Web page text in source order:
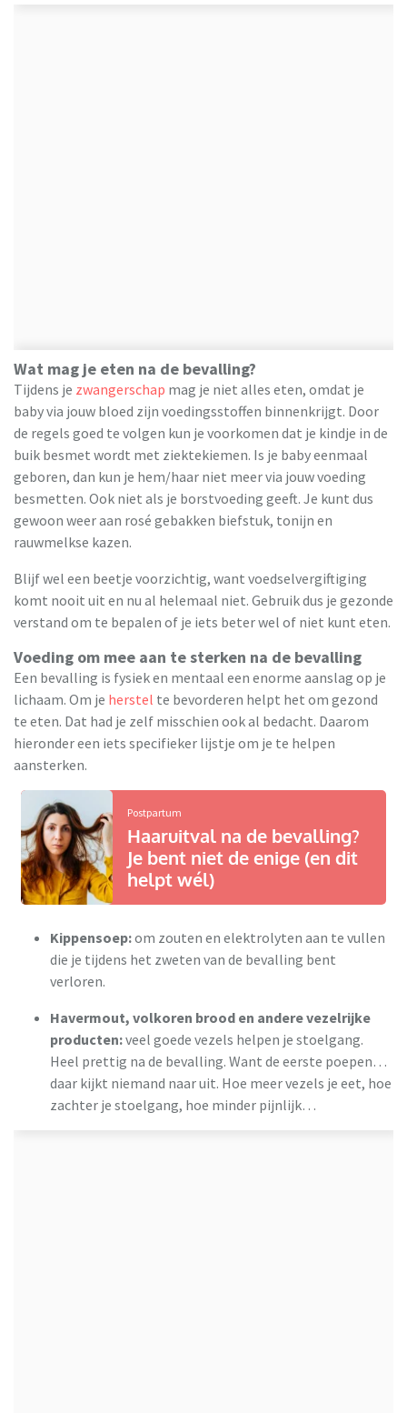
Wat mag je eten na de bevalling?
Tijdens je zwangerschap mag je niet alles eten, omdat je
baby via jouw bloed zijn voedingsstoffen binnenkrijgt. Door
de regels goed te volgen kun je voorkomen dat je kindje in de
buik besmet wordt met ziektekiemen. Is je baby eenmaal
geboren, dan kun je hem/haar niet meer via jouw voeding
besmetten. Ook niet als je borstvoeding geeft. Je kunt dus
gewoon weer aan rosé gebakken biefstuk, tonijn en
rauwmelkse kazen.
Blijf wel een beetje voorzichtig, want voedselvergiftiging
komt nooit uit en nu al helemaal niet. Gebruik dus je gezonde
verstand om te bepalen of je iets beter wel of niet kunt eten.
Voeding om mee aan te sterken na de bevalling
Een bevalling is fysiek en mentaal een enorme aanslag op je
lichaam. Om je herstel te bevorderen helpt het om gezond
te eten. Dat had je zelf misschien ook al bedacht. Daarom
hieronder een iets specifieker lijstje om je te helpen
aansterken.
Postpartum
Haaruitval na de bevalling?
Je bent niet de enige (en dit
helpt wél)
Kippensoep:om zouten en elektrolyten aan te vullen
die je tijdens het zweten van de bevalling bent
verloren.
Havermout, volkoren brood en andere vezelrijke
producten:veel goede vezels helpen je stoelgang.
Heel prettig na de bevalling. Want de eerste poepen…
daar kijkt niemand naar uit. Hoe meer vezels je eet, hoe
zachter je stoelgang, hoe minder pijnlijk…